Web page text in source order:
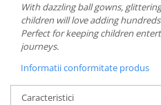
With dazzling ball gowns,
children will love adding
Perfect for keeping children
journeys.
Informatii conformitate produs
Caracteristici